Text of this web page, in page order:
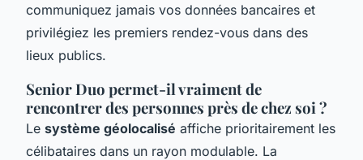
communiquez jamais vos données bancaires et
privilégiez les premiers rendez-vous dans des
lieux publics.
Senior Duo permet-il vraiment de
rencontrer des personnes près de chez soi ?
Le système géolocalisé affiche prioritairement les
célibataires dans un rayon modulable. La